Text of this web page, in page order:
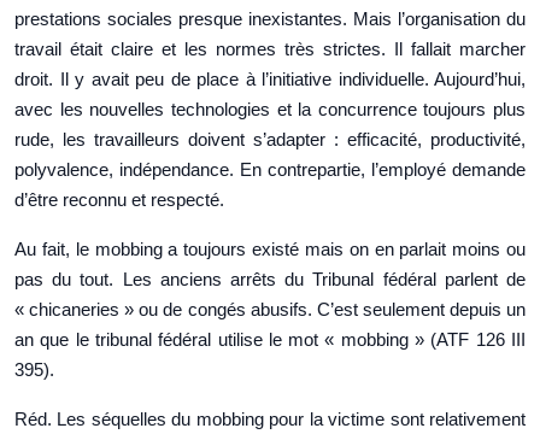
prestations sociales presque inexistantes. Mais l’organisation du
travail était claire et les normes très strictes. Il fallait marcher
droit. Il y avait peu de place à l’initiative individuelle. Aujourd’hui,
avec les nouvelles technologies et la concurrence toujours plus
rude, les travailleurs doivent s’adapter : efficacité, productivité,
polyvalence, indépendance. En contrepartie, l’employé demande
d’être reconnu et respecté.
Au fait, le mobbing a toujours existé mais on en parlait moins ou
pas du tout. Les anciens arrêts du Tribunal fédéral parlent de
« chicaneries » ou de congés abusifs. C’est seulement depuis un
an que le tribunal fédéral utilise le mot « mobbing » (ATF 126 III
395).
Réd. Les séquelles du mobbing pour la victime sont relativement